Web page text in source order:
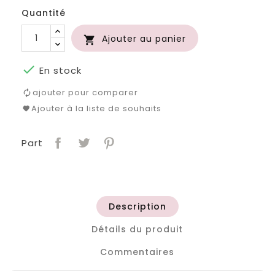
Quantité
 Ajouter au panier
 En stock
ajouter pour comparer
Ajouter à la liste de souhaits
Part
Description
Détails du produit
Commentaires